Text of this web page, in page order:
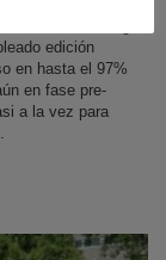
edición
en hasta el 97%
en fase pre-
a la vez para